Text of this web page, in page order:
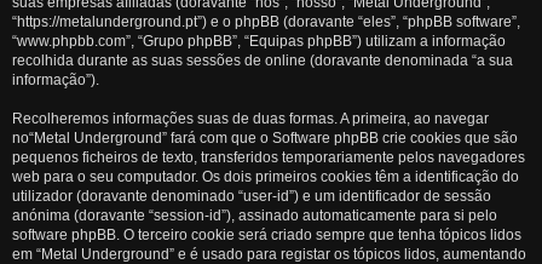
“https://metalunderground.pt”) e o phpBB (doravante “eles”, “phpBB software”,
“www.phpbb.com”, “Grupo phpBB”, “Equipas phpBB”) utilizam a informação
recolhida durante as suas sessões de online (doravante denominada “a sua
informação”).
Recolheremos informações suas de duas formas. A primeira, ao navegar
no“Metal Underground” fará com que o Software phpBB crie cookies que são
pequenos ficheiros de texto, transferidos temporariamente pelos navegadores
web para o seu computador. Os dois primeiros cookies têm a identificação do
utilizador (doravante denominado “user-id”) e um identificador de sessão
anónima (doravante “session-id”), assinado automaticamente para si pelo
software phpBB. O terceiro cookie será criado sempre que tenha tópicos lidos
em “Metal Underground” e é usado para registar os tópicos lidos, aumentando